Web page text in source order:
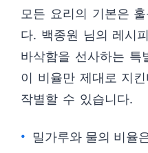
모든 요리의 기본은
다. 백종원 님의 레시
바삭함을 선사하는 특
이 비율만 제대로 지
작별할 수 있습니다.
밀가루와 물의 비율